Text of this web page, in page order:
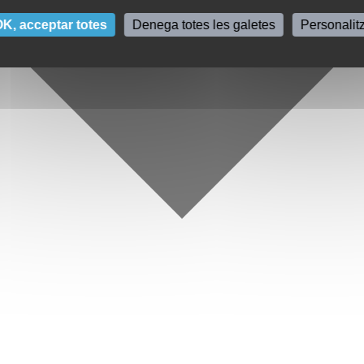
acceptar totes Denega totes les galetes